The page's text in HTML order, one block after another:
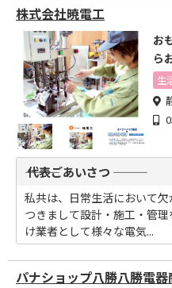
株式会社暁電工
お
ら
生
――― 代表ごあいさつ ―――
私共は、日常生活において
つきまして設計・施工・管
け業者として様々な電気...
パナショップ八勝八勝電器